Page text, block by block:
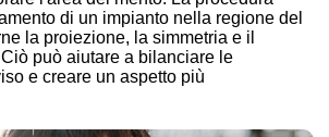
di un impianto nella regione del
la proiezione, la simmetria e il
può aiutare a bilanciare le
e creare un aspetto più